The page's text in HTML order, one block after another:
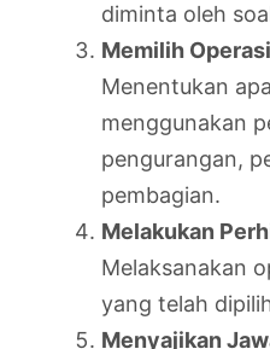
diminta oleh
Memilih
Menentukan
menggunakan
pengurangan,
pembagian.
Melakukan
Melaksanakan
yang telah
Menyajikan